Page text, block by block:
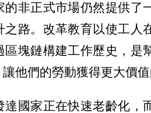
非正式市場仍然提供了
路。改革教育以使工人
區塊鏈構建工作歷史，是
他們的勞動獲得更大價值
達國家正在快速老齡化，